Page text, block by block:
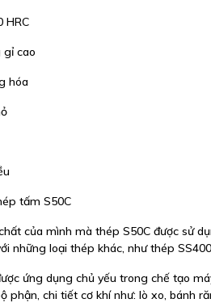
HRC
gỉ cao
hóa
tấm S50C
của mình mà thép S50C được sử
những loại thép khác, như thép
ứng dụng chủ yếu trong chế tạo
phận, chi tiết cơ khí như: lò xo, bánh